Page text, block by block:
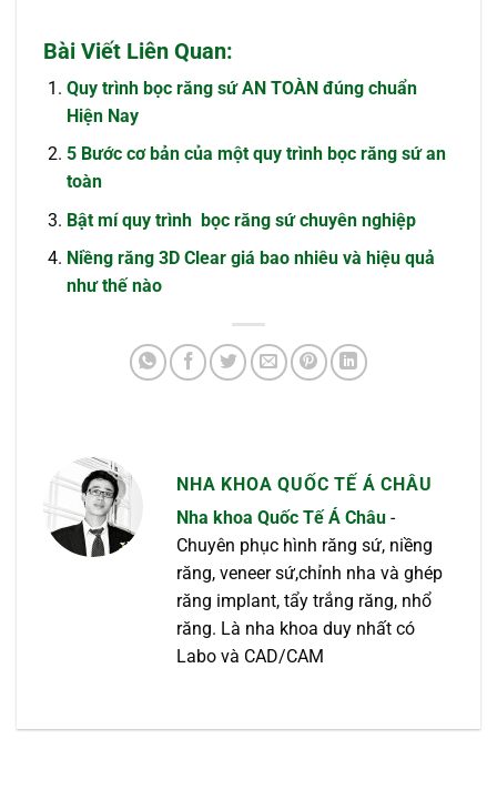
Bài Viết Liên Quan:
Quy trình bọc răng sứ AN TOÀN đúng chuẩn
Hiện Nay
5 Bước cơ bản của một quy trình bọc răng sứ an
toàn
Bật mí quy trình bọc răng sứ chuyên nghiệp
Niềng răng 3D Clear giá bao nhiêu và hiệu quả
như thế nào
NHA KHOA QUỐC TẾ Á CHÂU
Nha khoa Quốc Tế Á Châu -
Chuyên phục hình răng sứ, niềng
răng, veneer sứ,chỉnh nha và ghép
răng implant, tẩy trắng răng, nhổ
răng. Là nha khoa duy nhất có
Labo và CAD/CAM